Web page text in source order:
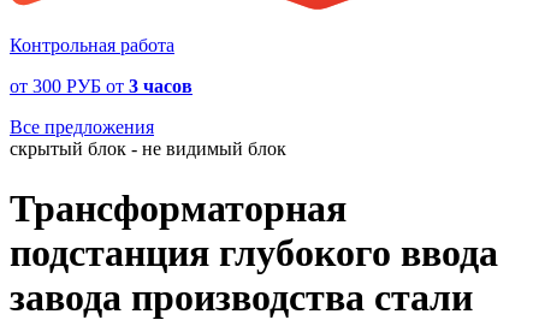
Контрольная работа
от 300 РУБ от 3 часов
Все предложения
скрытый блок - не видимый блок
Трансформаторная
подстанция глубокого ввода
завода производства стали